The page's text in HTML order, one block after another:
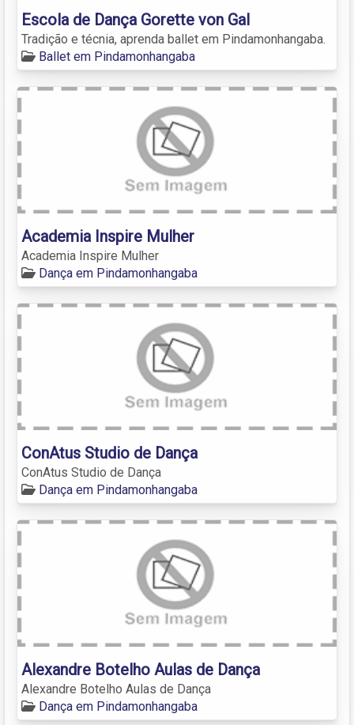
Escola de Dança Gorette von Gal
Tradição e técnia, aprenda ballet em Pindamonhangaba.
Ballet em Pindamonhangaba
Academia Inspire Mulher
Academia Inspire Mulher
Dança em Pindamonhangaba
ConAtus Studio de Dança
ConAtus Studio de Dança
Dança em Pindamonhangaba
Alexandre Botelho Aulas de Dança
Alexandre Botelho Aulas de Dança
Dança em Pindamonhangaba